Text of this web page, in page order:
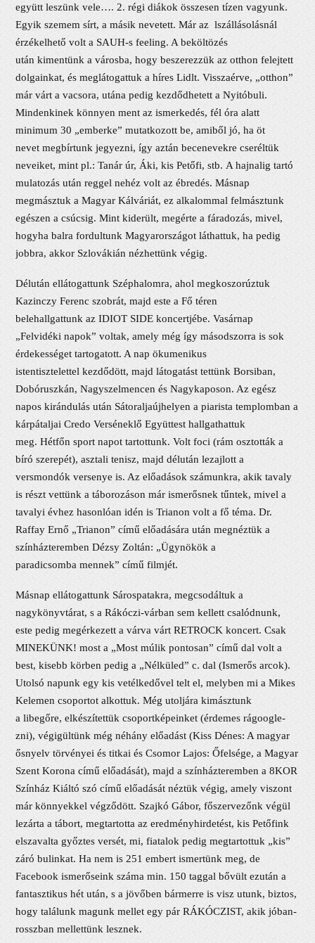
együtt leszünk vele…. 2. régi diákok összesen tízen vagyunk.
Egyik szemem sírt, a másik nevetett. Már az lszállásolásnál
érzékelhető volt a SAUH-s feeling. A beköltözés
után kimentünk a városba, hogy beszerezzük az otthon felejtett
dolgainkat, és meglátogattuk a híres Lidlt. Visszaérve, „otthon”
már várt a vacsora, utána pedig kezdődhetett a Nyitóbuli.
Mindenkinek könnyen ment az ismerkedés, fél óra alatt
minimum 30 „emberke” mutatkozott be, amiből jó, ha öt
nevet megbírtunk jegyezni, így aztán becenevekre cseréltük
neveiket, mint pl.: Tanár úr, Áki, kis Petőfi, stb. A hajnalig tartó
mulatozás után reggel nehéz volt az ébredés. Másnap
megmásztuk a Magyar Kálváriát, ez alkalommal felmásztunk
egészen a csúcsig. Mint kiderült, megérte a fáradozás, mivel,
hogyha balra fordultunk Magyarországot láthattuk, ha pedig
jobbra, akkor Szlovákián nézhettünk végig.
Délután ellátogattunk Széphalomra, ahol megkoszorúztuk
Kazinczy Ferenc szobrát, majd este a Fő téren
belehallgattunk az IDIOT SIDE koncertjébe. Vasárnap
„Felvidéki napok” voltak, amely még így másodszorra is sok
érdekességet tartogatott. A nap ökumenikus
istentisztelettel kezdődött, majd látogatást tettünk Borsiban,
Dobóruszkán, Nagyszelmencen és Nagykaposon. Az egész
napos kirándulás után Sátoraljaújhelyen a piarista templomban a
kárpátaljai Credo Verséneklő Együttest hallgathattuk
meg. Hétfőn sport napot tartottunk. Volt foci (rám osztották a
bíró szerepét), asztali tenisz, majd délután lezajlott a
versmondók versenye is. Az előadások számunkra, akik tavaly
is részt vettünk a táborozáson már ismerősnek tűntek, mivel a
tavalyi évhez hasonlóan idén is Trianon volt a fő téma. Dr.
Raffay Ernő „Trianon” című előadására után megnéztük a
színházteremben Dézsy Zoltán: „Ügynökök a
paradicsomba mennek” című filmjét.
Másnap ellátogattunk Sárospatakra, megcsodáltuk a
nagykönyvtárat, s a Rákóczi-várban sem kellett csalódnunk,
este pedig megérkezett a várva várt RETROCK koncert. Csak
MINEKÜNK! most a „Most múlik pontosan” című dal volt a
best, kisebb körben pedig a „Nélküled” c. dal (Ismerős arcok).
Utolsó napunk egy kis vetélkedővel telt el, melyben mi a Mikes
Kelemen csoportot alkottuk. Még utoljára kimásztunk
a libegőre, elkészítettük csoportképeinket (érdemes rágoogle-
zni), végigültünk még néhány előadást (Kiss Dénes: A magyar
ősnyelv törvényei és titkai és Csomor Lajos: Őfelsége, a Magyar
Szent Korona című előadását), majd a színházteremben a 8KOR
Színház Kiáltó szó című előadását néztük végig, amely viszont
már könnyekkel végződött. Szajkó Gábor, főszervezőnk végül
lezárta a tábort, megtartotta az eredményhirdetést, kis Petőfink
elszavalta győztes versét, mi, fiatalok pedig megtartottuk „kis”
záró bulinkat. Ha nem is 251 embert ismertünk meg, de
Facebook ismerőseink száma min. 150 taggal bővült ezután a
fantasztikus hét után, s a jövőben bármerre is visz utunk, biztos,
hogy találunk magunk mellet egy pár RÁKÓCZIST, akik jóban-
rosszban mellettünk lesznek.